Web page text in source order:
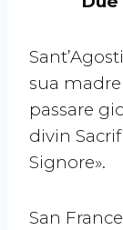
sua madre
passare
divin
Signore».
San